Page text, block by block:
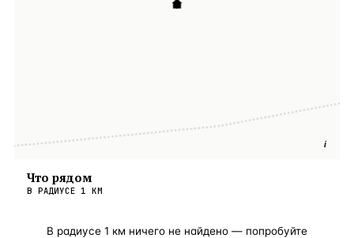
i
Что рядом
В РАДИУСЕ 1 КМ
В радиусе 1 км ничего не найдено — попробуйте